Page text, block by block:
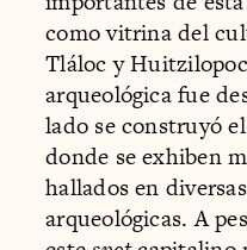
como vitrina del
Tláloc y
arqueológica fue
lado se construyó
donde se exhiben
hallados en
arqueológicas. A